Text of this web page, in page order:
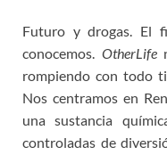
Futuro y drogas. El
conocemos. OtherLife
rompiendo con todo
Nos centramos en
una sustancia
controladas de